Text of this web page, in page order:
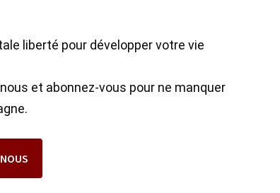
liberté pour développer votre vie
et abonnez-vous pour ne manquer